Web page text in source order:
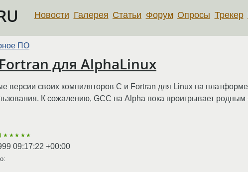
Новости Галерея Статьи Форум Опросы Трекер
ПО
для AlphaLinux
версии своих компиляторов C и Fortran для Linux на
К сожалению, GCC на Alpha пока проигрывает
★★★★★
09:17:22 +00:00